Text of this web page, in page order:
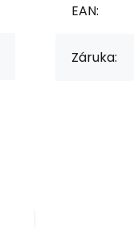
EAN:
Záruka: